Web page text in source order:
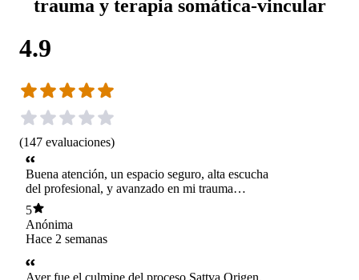
trauma y terapia somática-vincular
4.9
(147 evaluaciones)
Buena atención, un espacio seguro, alta escucha
del profesional, y avanzado en mi trauma
complejo.
5
Anónima
Hace 2 semanas